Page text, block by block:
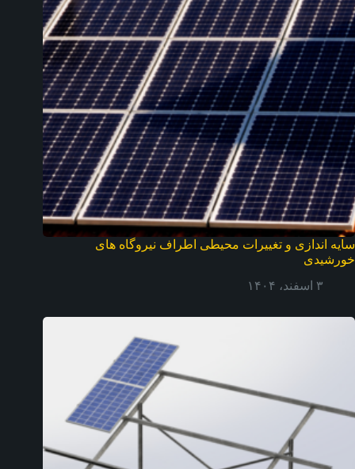
سایه اندازی و تغییرات محیطی اطراف نیروگاه های
خورشیدی
۳ اسفند، ۱۴۰۴